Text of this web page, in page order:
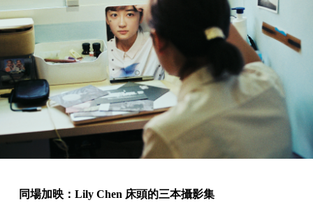
同場加映：Lily Chen 床頭的三本攝影集